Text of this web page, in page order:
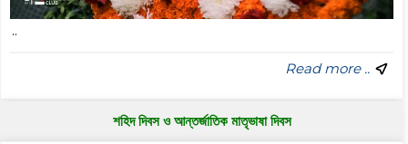
..
Read more ..
শহিদ দিবস ও আন্তর্জাতিক মাতৃভাষা দিবস